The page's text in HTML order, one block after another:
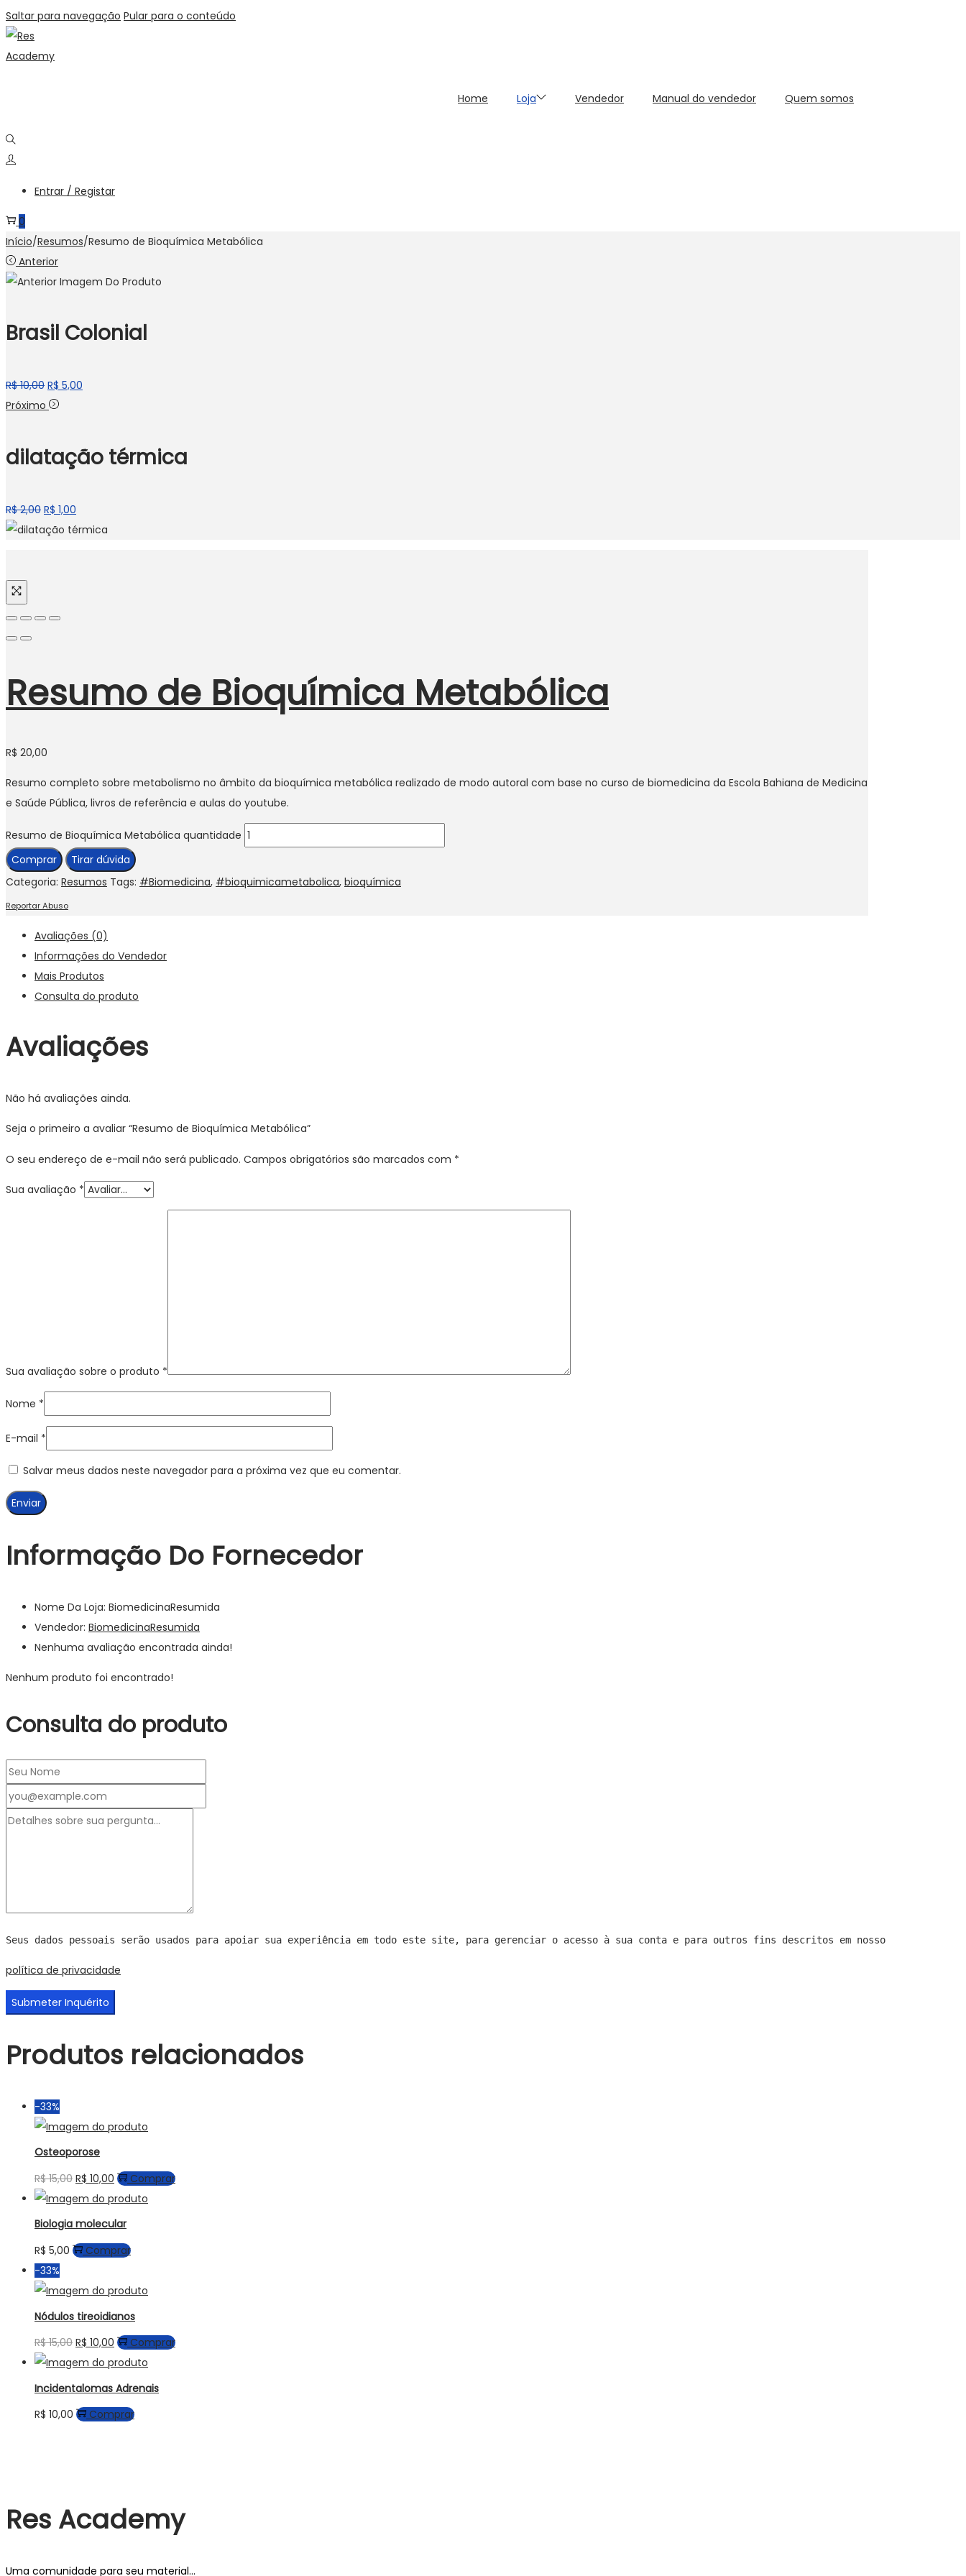
Saltar para navegação Pular para o conteúdo
Home Loja Vendedor Manual do vendedor Quem somos
Entrar / Registar
0
Início/Resumos/Resumo de Bioquímica Metabólica
Anterior
Brasil Colonial
R$10,00 R$ 5,00
Próximo
dilatação térmica
R$2,00 R$ 1,00
Resumo de Bioquímica Metabólica
R$ 20,00
Resumo completo sobre metabolismo no âmbito da bioquímica metabólica realizado de modo autoral com base no curso de biomedicina da Escola Bahiana de Medicina
e Saúde Pública, livros de referência e aulas do youtube.
Resumo de Bioquímica Metabólica quantidade
Comprar
Tirar dúvida
Categoria: Resumos Tags: #Biomedicina, #bioquimicametabolica, bioquímica
Reportar Abuso
Avaliações (0)
Informações do Vendedor
Mais Produtos
Consulta do produto
Avaliações
Não há avaliações ainda.
Seja o primeiro a avaliar “Resumo de Bioquímica Metabólica”
O seu endereço de e-mail não será publicado. Campos obrigatórios são marcados com *
Sua avaliação *
Sua avaliação sobre o produto *
Nome *
E-mail *
Salvar meus dados neste navegador para a próxima vez que eu comentar.
Informação Do Fornecedor
Nome Da Loja: BiomedicinaResumida
Vendedor: BiomedicinaResumida
Nenhuma avaliação encontrada ainda!
Nenhum produto foi encontrado!
Consulta do produto
Seus dados pessoais serão usados ​​para apoiar sua experiência em todo este site, para gerenciar o acesso à sua conta e para outros fins descritos em nosso
política de privacidade
Produtos relacionados
-33%
Osteoporose
R$15,00 R$ 10,00 Comprar
Biologia molecular
R$ 5,00
Comprar
-33%
Nódulos tireoidianos
R$15,00 R$ 10,00 Comprar
Incidentalomas Adrenais
R$ 10,00 Comprar
Res Academy
Uma comunidade para seu material...